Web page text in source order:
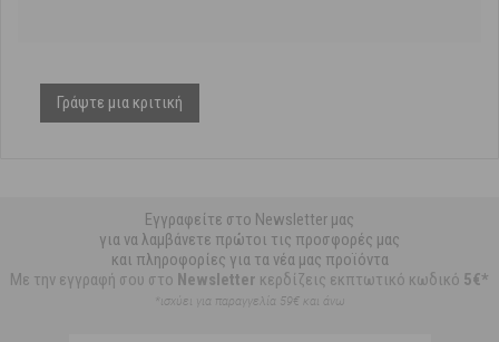
Γράψτε μια κριτική
Εγγραφείτε στο Newsletter μας
για να λαμβάνετε πρώτοι τις προσφορές μας
και πληροφορίες για τα νέα μας προϊόντα
Με την εγγραφή σου στο Newsletter κερδίζεις εκπτωτικό κωδικό 5€*
*ισχύει για παραγγελία 59€ και άνω